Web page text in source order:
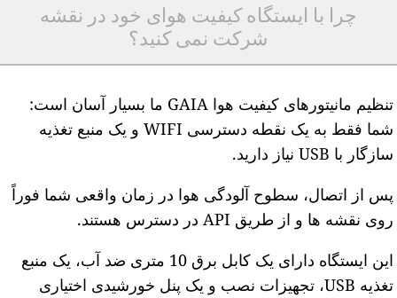
چرا با ایستگاه کیفیت هوای خود در نقشه
شرکت نمی کنید؟
تنظیم مانیتورهای کیفیت هوا GAIA ما بسیار آسان است:
شما فقط به یک نقطه دسترسی WIFI و یک منبع تغذیه
سازگار با USB نیاز دارید.
پس از اتصال، سطوح آلودگی هوا در زمان واقعی شما فوراً
روی نقشه ها و از طریق API در دسترس هستند.
این ایستگاه دارای یک کابل برق 10 متری ضد آب، یک منبع
تغذیه USB، تجهیزات نصب و یک پنل خورشیدی اختیاری